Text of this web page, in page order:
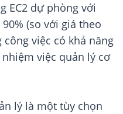
EC2 dự phòng với
(so với giá theo
việc có khả năng
việc quản lý cơ
lý là một tùy chọn